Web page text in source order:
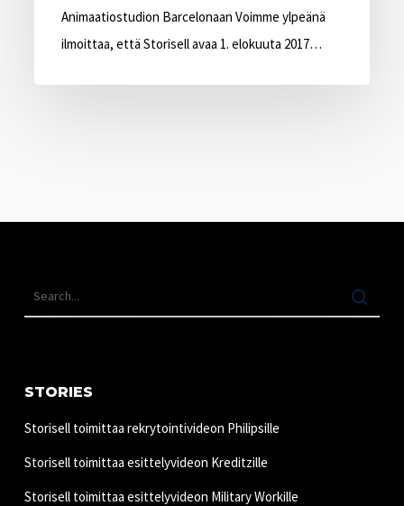
Animaatiostudion Barcelonaan Voimme ylpeänä
ilmoittaa, että Storisell avaa 1. elokuuta 2017…
STORIES
Storisell toimittaa rekrytointivideon Philipsille
Storisell toimittaa esittelyvideon Kreditzille
Storisell toimittaa esittelyvideon Military Workille